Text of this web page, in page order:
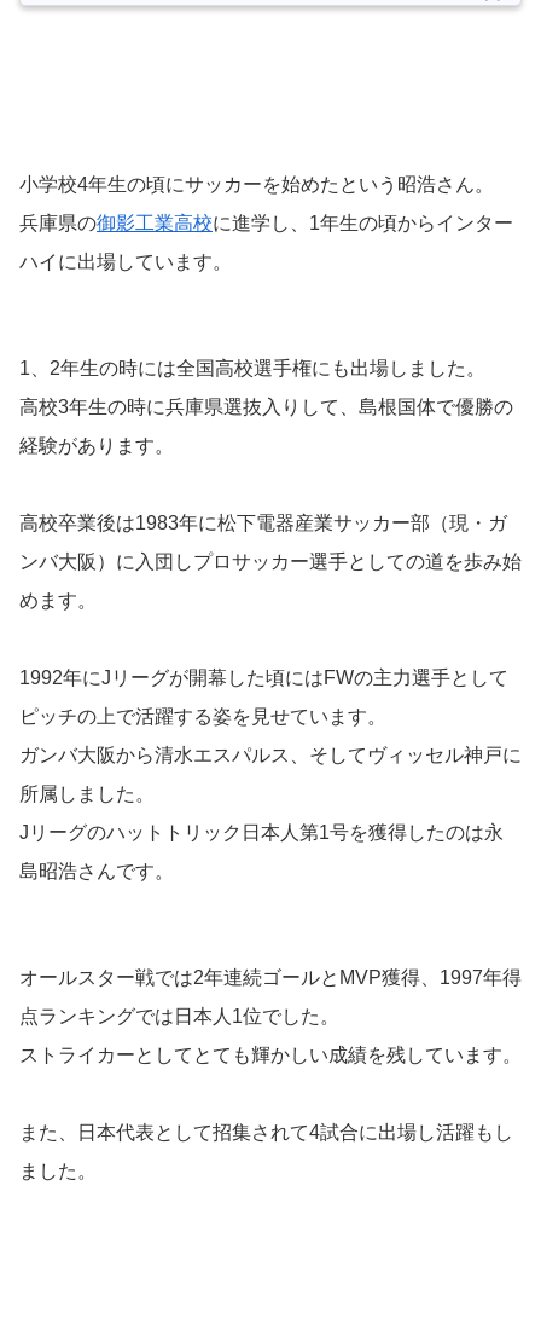
小学校4年生の頃にサッカーを始めたという昭浩さん。
兵庫県の御影工業高校に進学し、1年生の頃からインター
ハイに出場しています。
1、2年生の時には全国高校選手権にも出場しました。
高校3年生の時に兵庫県選抜入りして、島根国体で優勝の
経験があります。
高校卒業後は1983年に松下電器産業サッカー部（現・ガ
ンバ大阪）に入団しプロサッカー選手としての道を歩み始
めます。
1992年にJリーグが開幕した頃にはFWの主力選手として
ピッチの上で活躍する姿を見せています。
ガンバ大阪から清水エスパルス、そしてヴィッセル神戸に
所属しました。
Jリーグのハットトリック日本人第1号を獲得したのは永
島昭浩さんです。
オールスター戦では2年連続ゴールとMVP獲得、1997年得
点ランキングでは日本人1位でした。
ストライカーとしてとても輝かしい成績を残しています。
また、日本代表として招集されて4試合に出場し活躍もし
ました。